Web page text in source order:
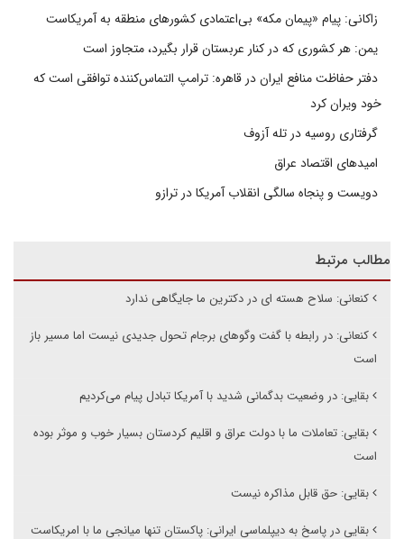
زاکانی: پیام «پیمان مکه» بی‌اعتمادی کشورهای منطقه به آمریکاست
یمن: هر کشوری که در کنار عربستان قرار بگیرد، متجاوز است
دفتر حفاظت منافع ایران در قاهره: ترامپ التماس‌کننده توافقی است که
خود ویران کرد
گرفتاری روسیه در تله آزوف
امیدهای اقتصاد عراق
دویست و پنجاه سالگی انقلاب آمریکا در ترازو
مطالب مرتبط
کنعانی: سلاح هسته ای در دکترین ما جایگاهی ندارد
کنعانی: در رابطه با گفت وگوهای برجام تحول جدیدی نیست اما مسیر باز
است
بقایی: در وضعیت بدگمانی شدید با آمریکا تبادل پیام می‌کردیم
بقایی: تعاملات ما با دولت عراق و اقلیم کردستان بسیار خوب و موثر بوده
است
بقایی: حق قابل مذاکره نیست
بقایی در پاسخ به دیپلماسی ایرانی: پاکستان تنها میانجی ما با امریکاست